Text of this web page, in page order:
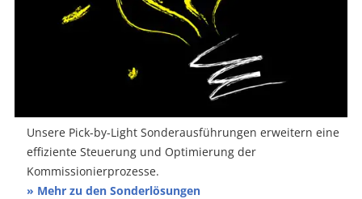
Unsere Pick-by-Light Sonderausführungen erweitern eine
effiziente Steuerung und Optimierung der
Kommissionierprozesse.
» Mehr zu den Sonderlösungen